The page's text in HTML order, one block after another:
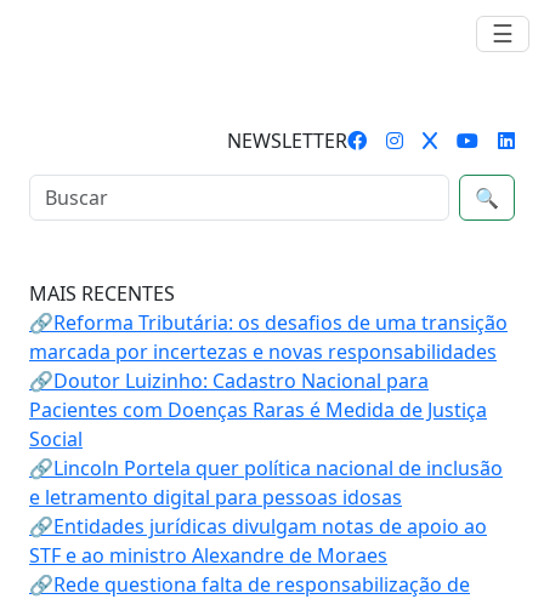
☰
NEWSLETTER
🔍
MAIS RECENTES
🔗Reforma Tributária: os desafios de uma transição
marcada por incertezas e novas responsabilidades
🔗Doutor Luizinho: Cadastro Nacional para
Pacientes com Doenças Raras é Medida de Justiça
Social
🔗Lincoln Portela quer política nacional de inclusão
e letramento digital para pessoas idosas
🔗Entidades jurídicas divulgam notas de apoio ao
STF e ao ministro Alexandre de Moraes
🔗Rede questiona falta de responsabilização de